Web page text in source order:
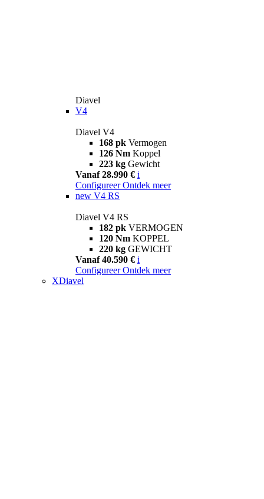
Diavel
V4
Diavel V4
168 pk Vermogen
126 Nm Koppel
223 kg Gewicht
Vanaf 28.990 € i
Configureer Ontdek meer
new V4 RS
Diavel V4 RS
182 pk VERMOGEN
120 Nm KOPPEL
220 kg GEWICHT
Vanaf 40.590 € i
Configureer Ontdek meer
XDiavel